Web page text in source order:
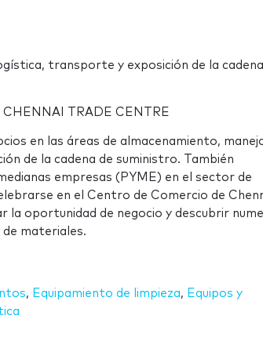
transporte y exposición de la
CHENNAI TRADE CENTRE
en las áreas de almacenamiento,
de la cadena de suministro. También
empresas (PYME) en el sector de
en el Centro de Comercio de
la oportunidad de negocio y descubrir
materiales.
, Equipamiento de limpieza, Equipos y